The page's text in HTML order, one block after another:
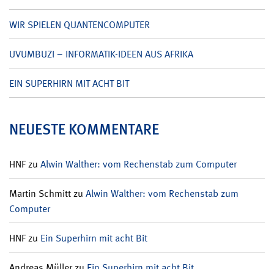
WIR SPIELEN QUANTENCOMPUTER
UVUMBUZI – INFORMATIK-IDEEN AUS AFRIKA
EIN SUPERHIRN MIT ACHT BIT
NEUESTE KOMMENTARE
HNFzu Alwin Walther: vom Rechenstab zum Computer
Martin Schmittzu Alwin Walther: vom Rechenstab zum
Computer
HNFzu Ein Superhirn mit acht Bit